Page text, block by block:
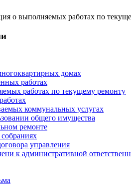
о выполняемых работах по
домах
работах
работах по текущему ремонту
коммунальных услугах
общего имущества
ремонте
управления
к административной